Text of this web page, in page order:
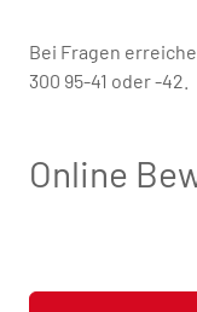
Bei Fragen
300 95-41 oder -42.
Online